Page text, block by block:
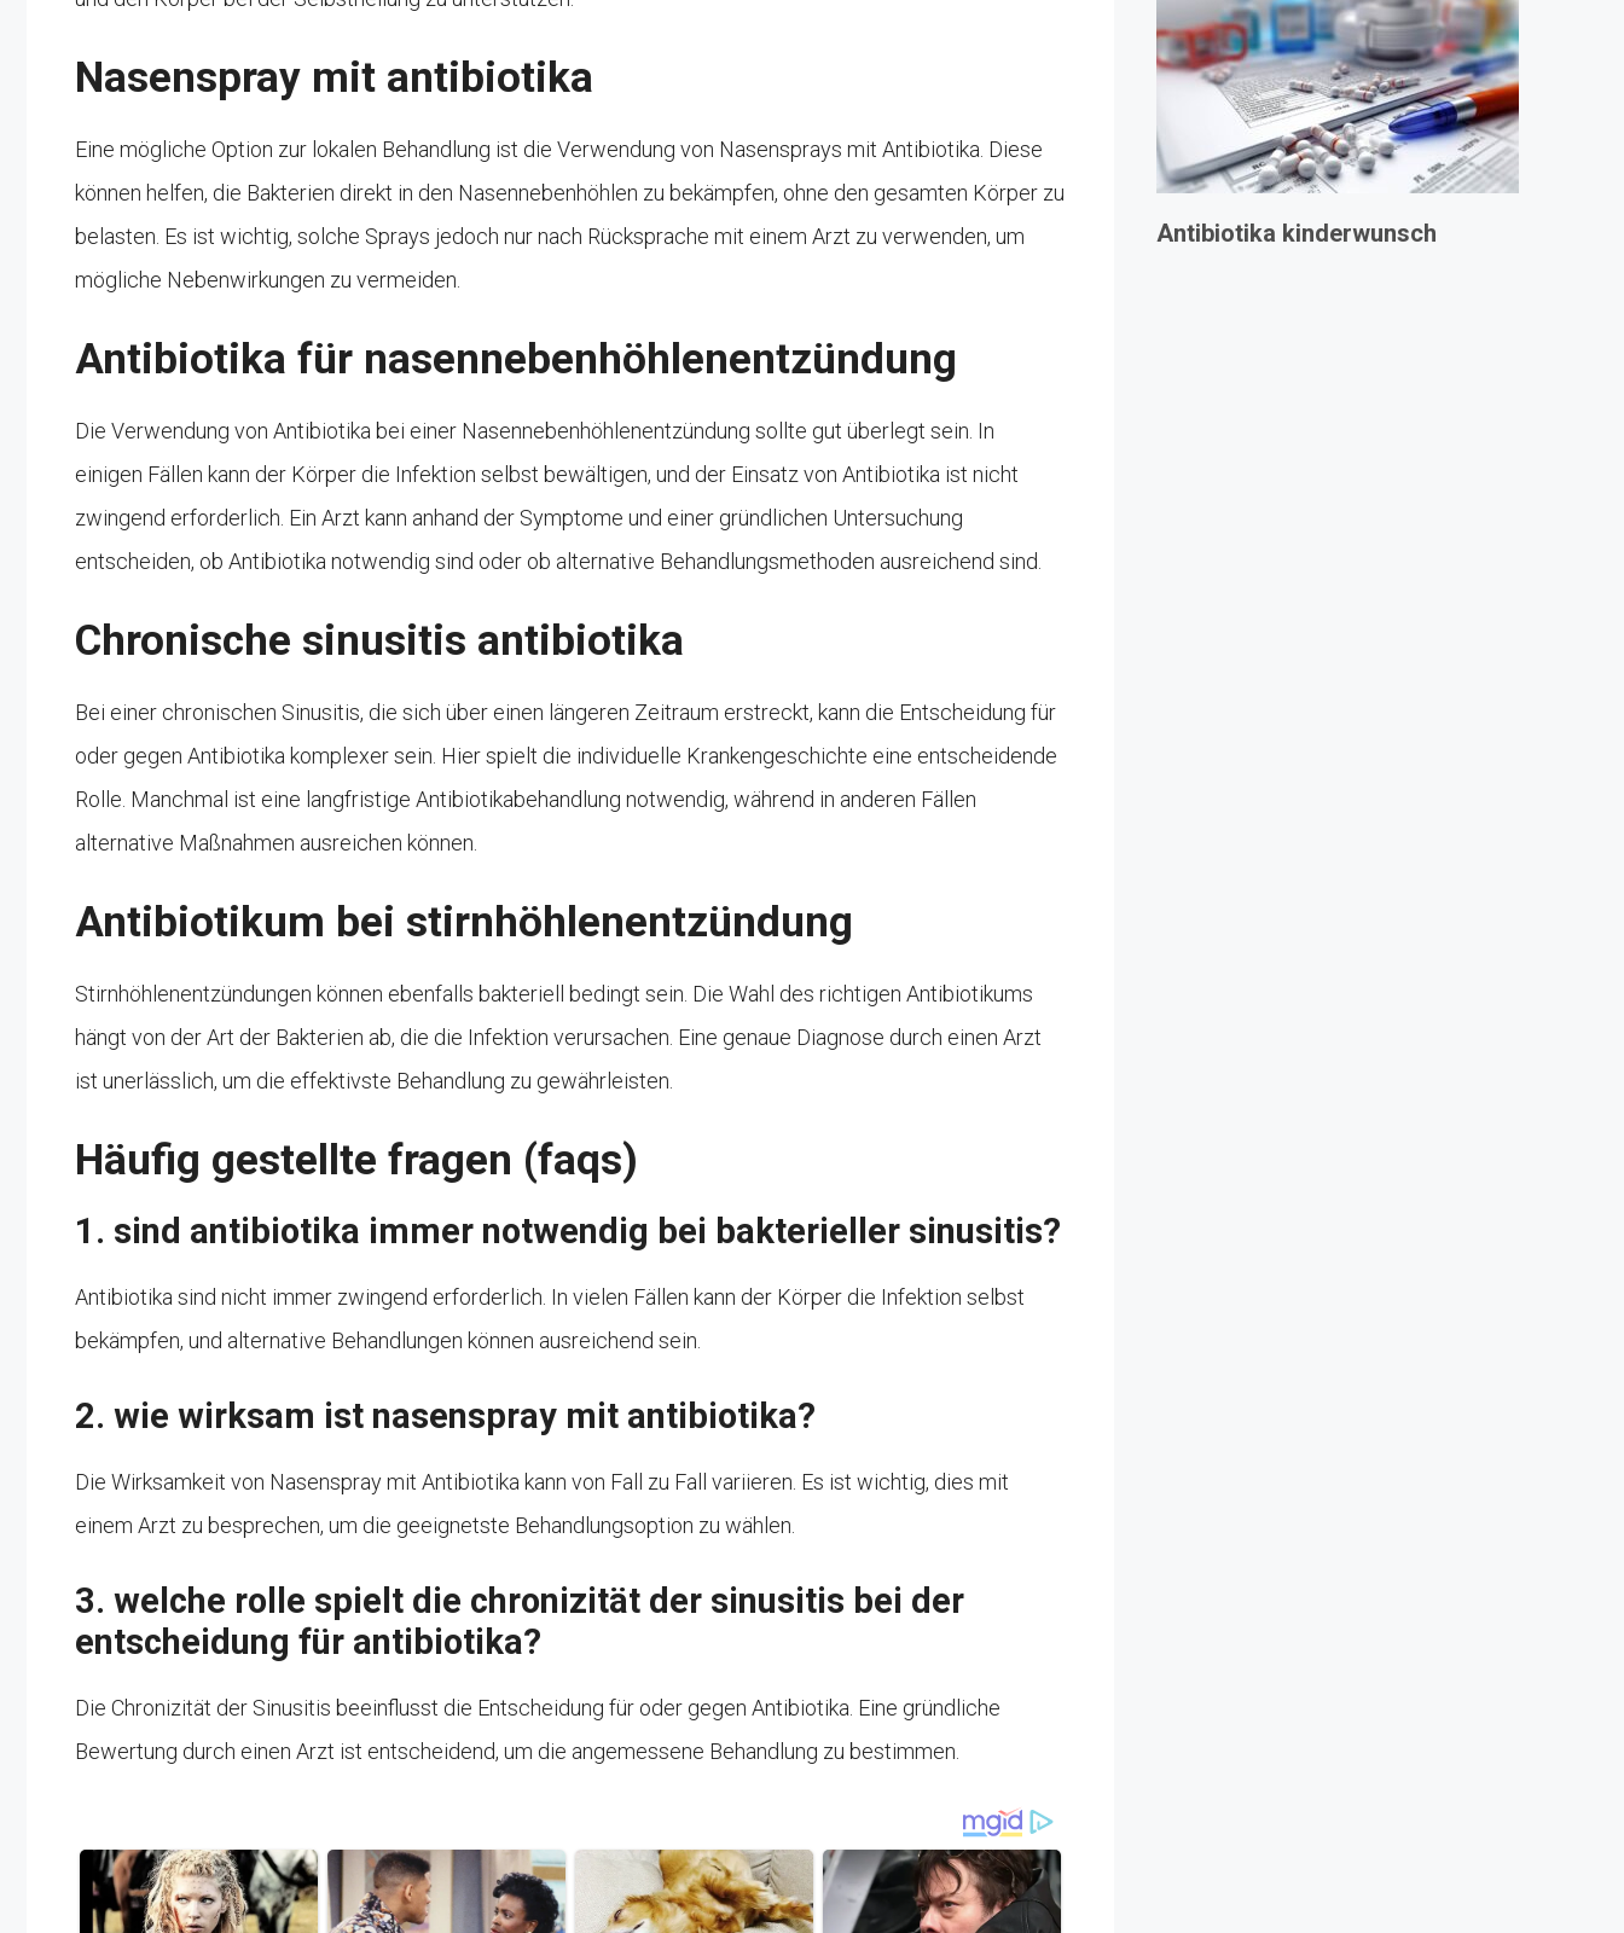
Nasenspray mit antibiotika
Eine mögliche Option zur lokalen Behandlung ist die Verwendung von Nasensprays mit Antibiotika. Diese
können helfen, die Bakterien direkt in den Nasennebenhöhlen zu bekämpfen, ohne den gesamten Körper zu
belasten. Es ist wichtig, solche Sprays jedoch nur nach Rücksprache mit einem Arzt zu verwenden, um
mögliche Nebenwirkungen zu vermeiden.
Antibiotika für nasennebenhöhlenentzündung
Die Verwendung von Antibiotika bei einer Nasennebenhöhlenentzündung sollte gut überlegt sein. In
einigen Fällen kann der Körper die Infektion selbst bewältigen, und der Einsatz von Antibiotika ist nicht
zwingend erforderlich. Ein Arzt kann anhand der Symptome und einer gründlichen Untersuchung
entscheiden, ob Antibiotika notwendig sind oder ob alternative Behandlungsmethoden ausreichend sind.
Chronische sinusitis antibiotika
Bei einer chronischen Sinusitis, die sich über einen längeren Zeitraum erstreckt, kann die Entscheidung für
oder gegen Antibiotika komplexer sein. Hier spielt die individuelle Krankengeschichte eine entscheidende
Rolle. Manchmal ist eine langfristige Antibiotikabehandlung notwendig, während in anderen Fällen
alternative Maßnahmen ausreichen können.
Antibiotikum bei stirnhöhlenentzündung
Stirnhöhlenentzündungen können ebenfalls bakteriell bedingt sein. Die Wahl des richtigen Antibiotikums
hängt von der Art der Bakterien ab, die die Infektion verursachen. Eine genaue Diagnose durch einen Arzt
ist unerlässlich, um die effektivste Behandlung zu gewährleisten.
Häufig gestellte fragen (faqs)
1. sind antibiotika immer notwendig bei bakterieller sinusitis?
Antibiotika sind nicht immer zwingend erforderlich. In vielen Fällen kann der Körper die Infektion selbst
bekämpfen, und alternative Behandlungen können ausreichend sein.
2. wie wirksam ist nasenspray mit antibiotika?
Die Wirksamkeit von Nasenspray mit Antibiotika kann von Fall zu Fall variieren. Es ist wichtig, dies mit
einem Arzt zu besprechen, um die geeignetste Behandlungsoption zu wählen.
3. welche rolle spielt die chronizität der sinusitis bei der
entscheidung für antibiotika?
Die Chronizität der Sinusitis beeinflusst die Entscheidung für oder gegen Antibiotika. Eine gründliche
Bewertung durch einen Arzt ist entscheidend, um die angemessene Behandlung zu bestimmen.
Antibiotika kinderwunsch